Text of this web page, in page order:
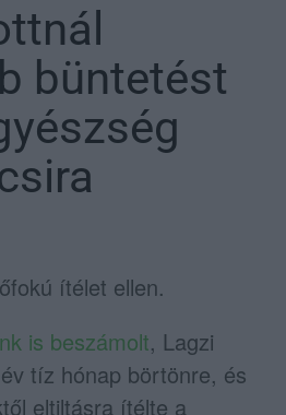
büntetést
ítélet ellen.
is beszámolt, Lagzi
tíz hónap börtönre, és
eltiltásra ítélte a